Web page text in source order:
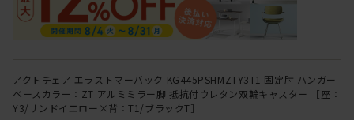
アクトチェア エラストマーバック KG445PSHMZTY3T1 固定肘 ハンガー
ベースカラー：ZT アルミミラー脚 抵抗付ウレタン双輪キャスター ［座：
Y3/サンドイエロー×背：T1/ブラックT］